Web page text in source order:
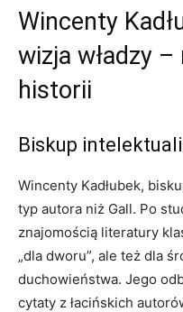
Wincenty
wizja władzy
historii
Biskup
Wincenty Kadłubek,
typ autora niż Gall. Po
znajomością literatury
„dla dworu”, ale też dla
duchowieństwa. Jego
cytaty z łacińskich